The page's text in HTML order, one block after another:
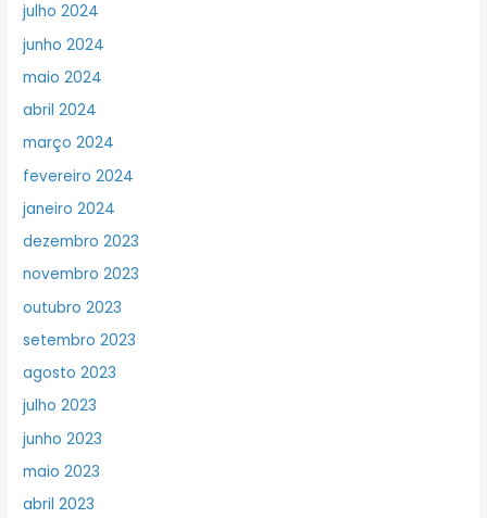
julho 2024
junho 2024
maio 2024
abril 2024
março 2024
fevereiro 2024
janeiro 2024
dezembro 2023
novembro 2023
outubro 2023
setembro 2023
agosto 2023
julho 2023
junho 2023
maio 2023
abril 2023